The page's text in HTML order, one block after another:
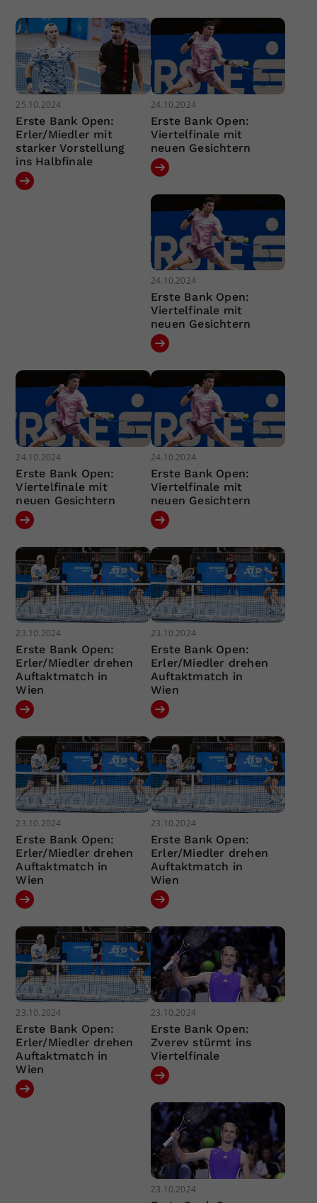
25.10.2024
Erste Bank Open:
Erler/Miedler mit
starker Vorstellung
ins Halbfinale
24.10.2024
Erste Bank Open:
Viertelfinale mit
neuen Gesichtern
24.10.2024
Erste Bank Open:
Viertelfinale mit
neuen Gesichtern
24.10.2024
Erste Bank Open:
Viertelfinale mit
neuen Gesichtern
24.10.2024
Erste Bank Open:
Viertelfinale mit
neuen Gesichtern
23.10.2024
Erste Bank Open:
Erler/Miedler drehen
Auftaktmatch in
Wien
23.10.2024
Erste Bank Open:
Erler/Miedler drehen
Auftaktmatch in
Wien
23.10.2024
Erste Bank Open:
Erler/Miedler drehen
Auftaktmatch in
Wien
23.10.2024
Erste Bank Open:
Erler/Miedler drehen
Auftaktmatch in
Wien
23.10.2024
Erste Bank Open:
Erler/Miedler drehen
Auftaktmatch in
Wien
23.10.2024
Erste Bank Open:
Zverev stürmt ins
Viertelfinale
23.10.2024